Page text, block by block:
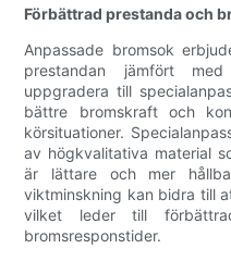
Förbättrad prestanda och
Anpassade bromsok
prestandan jämfört
uppgradera till
bättre bromskraft och
körsituationer.
av högkvalitativa material
är lättare och mer
viktminskning kan bidra till
vilket leder till
bromsresponstider.